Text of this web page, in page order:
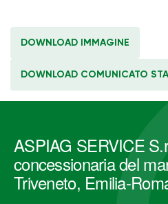
DOWNLOAD IMMAGINE
DOWNLOAD COMUNICATO
ASPIAG SERVICE
concessionaria del
Triveneto, Emilia-